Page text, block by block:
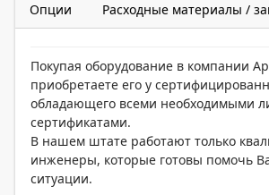
Опции Расходные материалы /
Покупая оборудование в компании
приобретаете его у
обладающего всеми необходимыми
сертификатами.
В нашем штате работают только
инженеры, которые готовы помочь
ситуации.